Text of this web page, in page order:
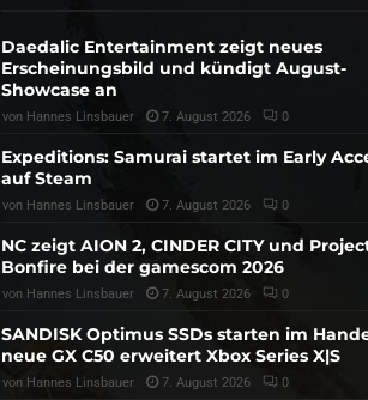
Daedalic Entertainment zeigt neues
Erscheinungsbild und kündigt August-
Showcase an
von Hannes Linsbauer 7. August 2026 0
Expeditions: Samurai startet im Early
auf Steam
von Hannes Linsbauer 7. August 2026 0
NC zeigt AION 2, CINDER CITY und
Bonfire bei der gamescom 2026
von Hannes Linsbauer 7. August 2026 0
SANDISK Optimus SSDs starten im
neue GX C50 erweitert Xbox Series X|S
von Hannes Linsbauer 7. August 2026 0